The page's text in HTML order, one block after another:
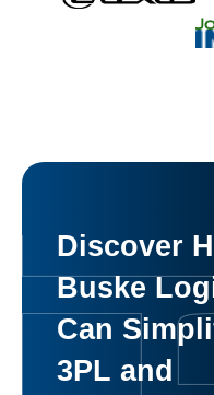
Discover
Buske
Can
3PL and